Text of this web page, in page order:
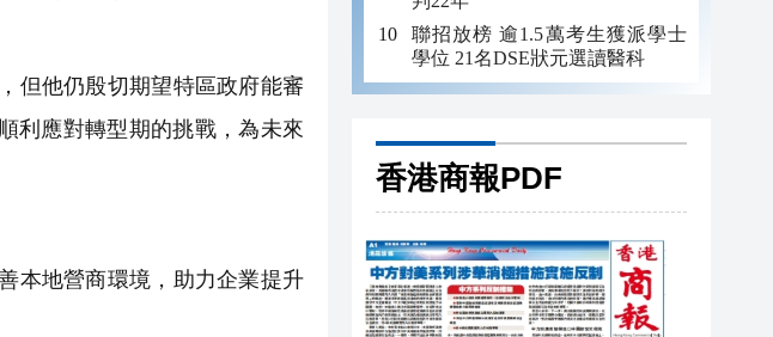
但他仍殷切期望特區政府能審
利應對轉型期的挑戰，為未來
本地營商環境，助力企業提升
聯招放榜 逾1.5萬考生獲派學士
學位 21名DSE狀元選讀醫科
香港商報PDF